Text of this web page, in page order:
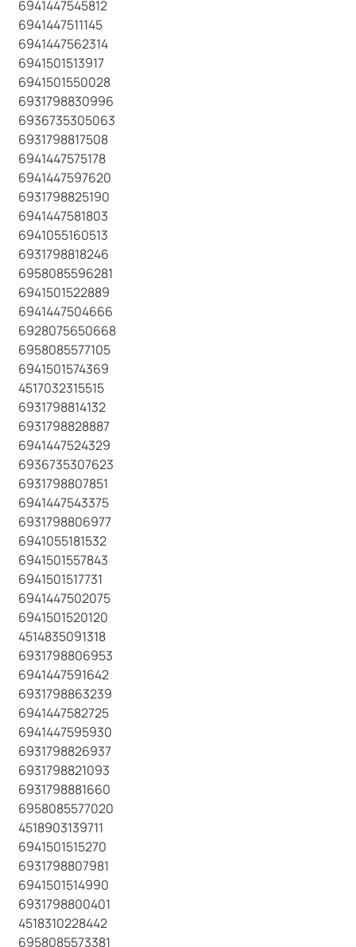
6941447545812
6941447511145
6941447562314
6941501513917
6941501550028
6931798830996
6936735305063
6931798817508
6941447575178
6941447597620
6931798825190
6941447581803
6941055160513
6931798818246
6958085596281
6941501522889
6941447504666
6928075650668
6958085577105
6941501574369
4517032315515
6931798814132
6931798828887
6941447524329
6936735307623
6931798807851
6941447543375
6931798806977
6941055181532
6941501557843
6941501517731
6941447502075
6941501520120
4514835091318
6931798806953
6941447591642
6931798863239
6941447582725
6941447595930
6931798826937
6931798821093
6931798881660
6958085577020
4518903139711
6941501515270
6931798807981
6941501514990
6931798800401
4518310228442
6958085573381